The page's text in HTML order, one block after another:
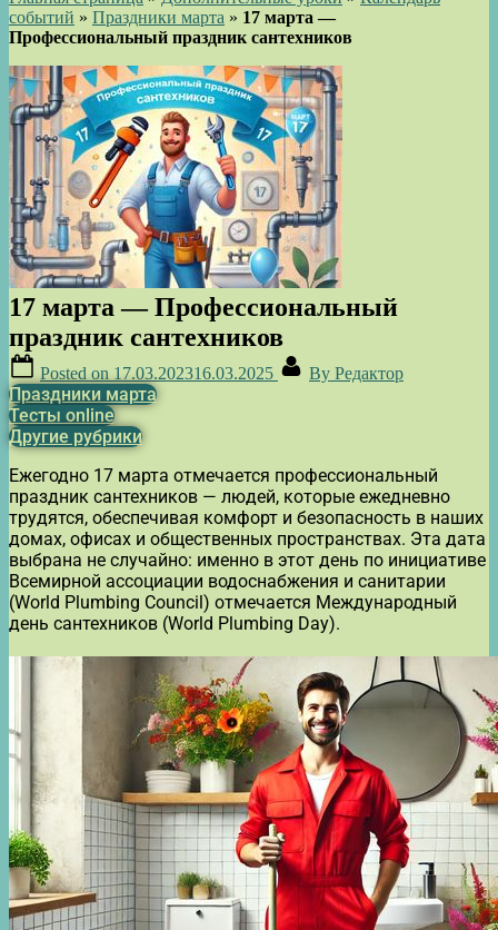
событий » Праздники марта » 17 марта —
Профессиональный праздник сантехников
17 марта — Профессиональный
праздник сантехников
Posted on 17.03.202316.03.2025 By Редактор
Праздники марта
Тесты online
Другие рубрики
Ежегодно 17 марта отмечается профессиональный
праздник сантехников — людей, которые ежедневно
трудятся, обеспечивая комфорт и безопасность в наших
домах, офисах и общественных пространствах. Эта дата
выбрана не случайно: именно в этот день по инициативе
Всемирной ассоциации водоснабжения и санитарии
(World Plumbing Council) отмечается Международный
день сантехников (World Plumbing Day).